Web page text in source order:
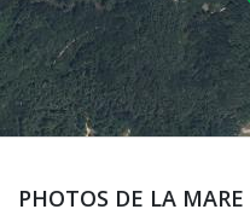
PHOTOS DE LA MARE